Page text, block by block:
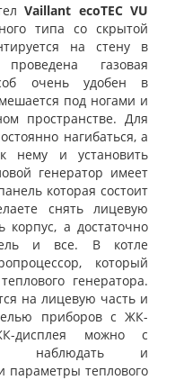
Vaillant ecoTEC VU
типа со скрытой
на стену в
газовая
очень удобен в
под ногами и
пространстве. Для
нагибаться, а
нему и установить
генератор имеет
которая состоит
снять лицевую
а достаточно
и все. В котле
который
генератора.
на лицевую часть и
приборов с ЖК-
дисплея можно с
наблюдать и
параметры теплового